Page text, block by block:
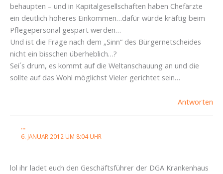
behaupten – und in Kapitalgesellschaften haben Chefärzte
ein deutlich höheres Einkommen…dafür würde kräftig beim
Pflegepersonal gespart werden…
Und ist die Frage nach dem „Sinn“ des Bürgernetscheides
nicht ein bisschen überheblich…?
Sei´s drum, es kommt auf die Weltanschauung an und die
sollte auf das Wohl möglichst Vieler gerichtet sein…
Antworten
...
6. JANUAR 2012 UM 8:04 UHR
lol ihr ladet euch den Geschäftsführer der DGA Krankenhaus